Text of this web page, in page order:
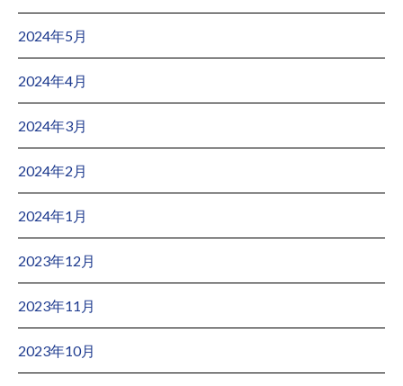
2024年5月
2024年4月
2024年3月
2024年2月
2024年1月
2023年12月
2023年11月
2023年10月